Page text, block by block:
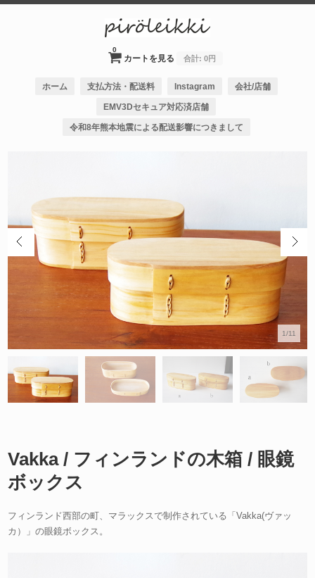
カートを見る
0
合計: 0円
ホーム 支払方法・配送料 Instagram 会社/店舗
EMV3Dセキュア対応済店舗
令和8年熊本地震による配送影響につきまして
1/11
Vakka / フィンランドの木箱 / 眼鏡
ボックス
フィンランド西部の町、マラックスで制作されている「Vakka(ヴァッ
カ）」の眼鏡ボックス。